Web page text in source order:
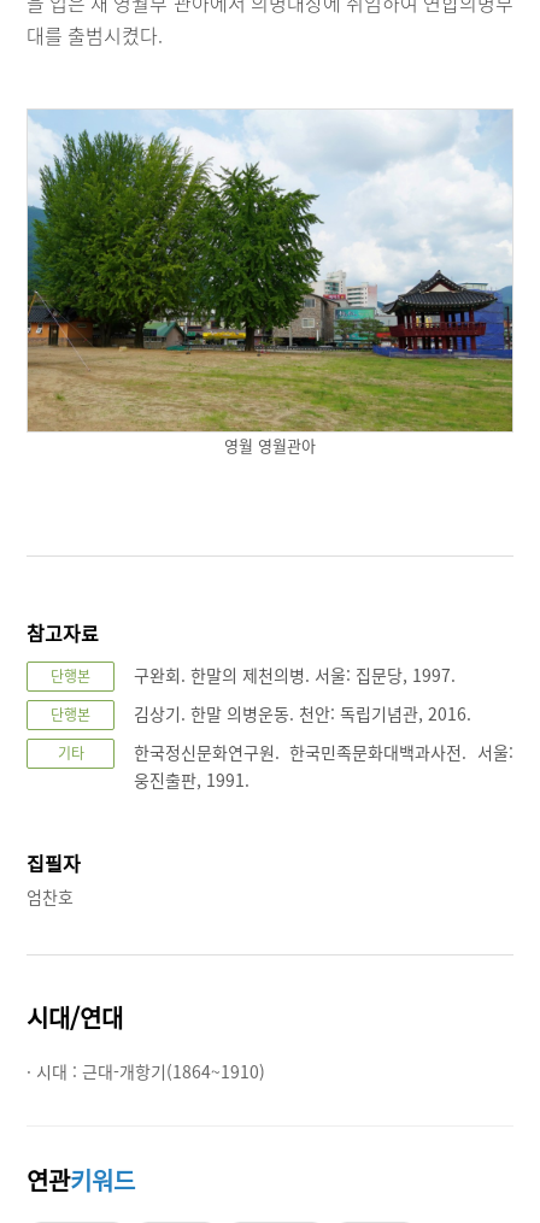
대를 출범시켰다.
영월 영월관아
참고자료
단행본 구완회. 한말의 제천의병. 서울: 집문당, 1997.
단행본 김상기. 한말 의병운동. 천안: 독립기념관, 2016.
기타
한국정신문화연구원. 한국민족문화대백과사전. 서울:
웅진출판, 1991.
집필자
엄찬호
시대/연대
· 시대 :근대-개항기(1864~1910)
연관키워드